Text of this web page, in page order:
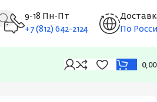
9-18 Пн-Пт
+7 (812) 642-2124
По